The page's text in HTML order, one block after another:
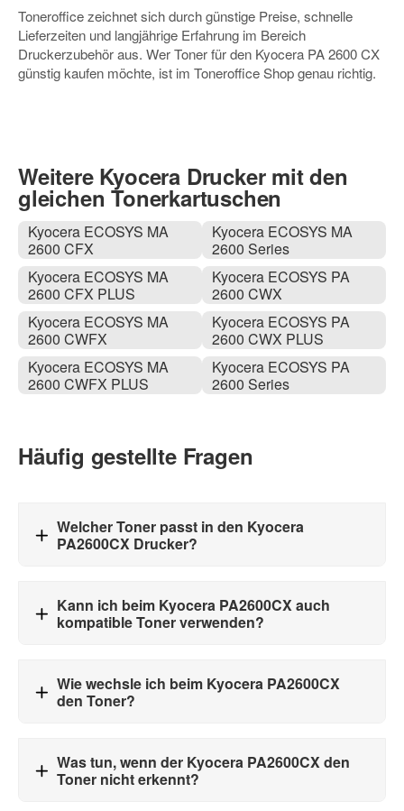
Toneroffice zeichnet sich durch günstige Preise, schnelle
Lieferzeiten und langjährige Erfahrung im Bereich
Druckerzubehör aus. Wer Toner für den Kyocera PA 2600 CX
günstig kaufen möchte, ist im Toneroffice Shop genau richtig.
Weitere Kyocera Drucker mit den
gleichen Tonerkartuschen
Kyocera ECOSYS MA
2600 CFX
Kyocera ECOSYS MA
2600 CFX PLUS
Kyocera ECOSYS MA
2600 CWFX
Kyocera ECOSYS MA
2600 CWFX PLUS
Kyocera ECOSYS MA
2600 Series
Kyocera ECOSYS PA
2600 CWX
Kyocera ECOSYS PA
2600 CWX PLUS
Kyocera ECOSYS PA
2600 Series
Häufig gestellte Fragen
Welcher Toner passt in den Kyocera
PA2600CX Drucker?
Kann ich beim Kyocera PA2600CX auch
kompatible Toner verwenden?
Wie wechsle ich beim Kyocera PA2600CX
den Toner?
Was tun, wenn der Kyocera PA2600CX den
Toner nicht erkennt?